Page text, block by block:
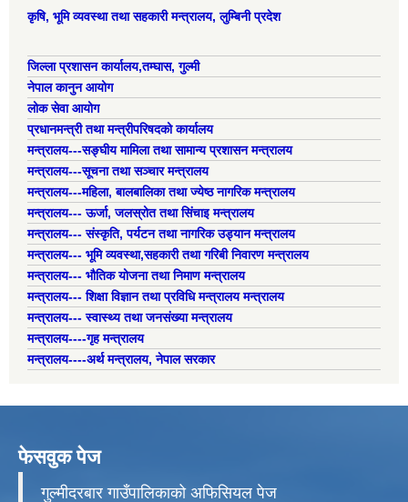
कृषि, भूमि व्यवस्था तथा सहकारी मन्त्रालय, लुम्बिनी प्रदेश
जिल्ला प्रशासन कार्यालय,तम्घास, गुल्मी
नेपाल कानुन आयोग
लोक सेवा आयोग
प्रधानमन्त्री तथा मन्त्रीपरिषदको कार्यालय
मन्त्रालय---सङ्घीय मामिला तथा सामान्य प्रशासन मन्त्रालय
मन्त्रालय---सूचना तथा सञ्चार मन्त्रालय
मन्त्रालय---महिला, बालबालिका तथा ज्येष्ठ नागरिक मन्त्रालय
मन्त्रालय--- ऊर्जा, जलस्रोत तथा सिंचाइ मन्त्रालय
मन्त्रालय--- संस्कृति, पर्यटन तथा नागरिक उड्यान मन्त्रालय
मन्त्रालय--- भूमि व्यवस्था,सहकारी तथा गरिबी निवारण मन्त्रालय
मन्त्रालय--- भौतिक योजना तथा निमाण मन्त्रालय
मन्त्रालय--- शिक्षा विज्ञान तथा प्रविधि मन्त्रालय मन्त्रालय
मन्त्रालय--- स्वास्थ्य तथा जनसंख्या मन्त्रालय
मन्त्रालय----गृह मन्त्रालय
मन्त्रालय----अर्थ मन्त्रालय, नेपाल सरकार
फेसवुक पेज
गुल्मीदरबार गाउँपालिकाको अफिसियल पेज